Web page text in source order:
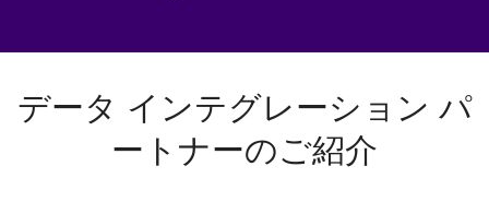
データ インテグレーション パ
ートナーのご紹介